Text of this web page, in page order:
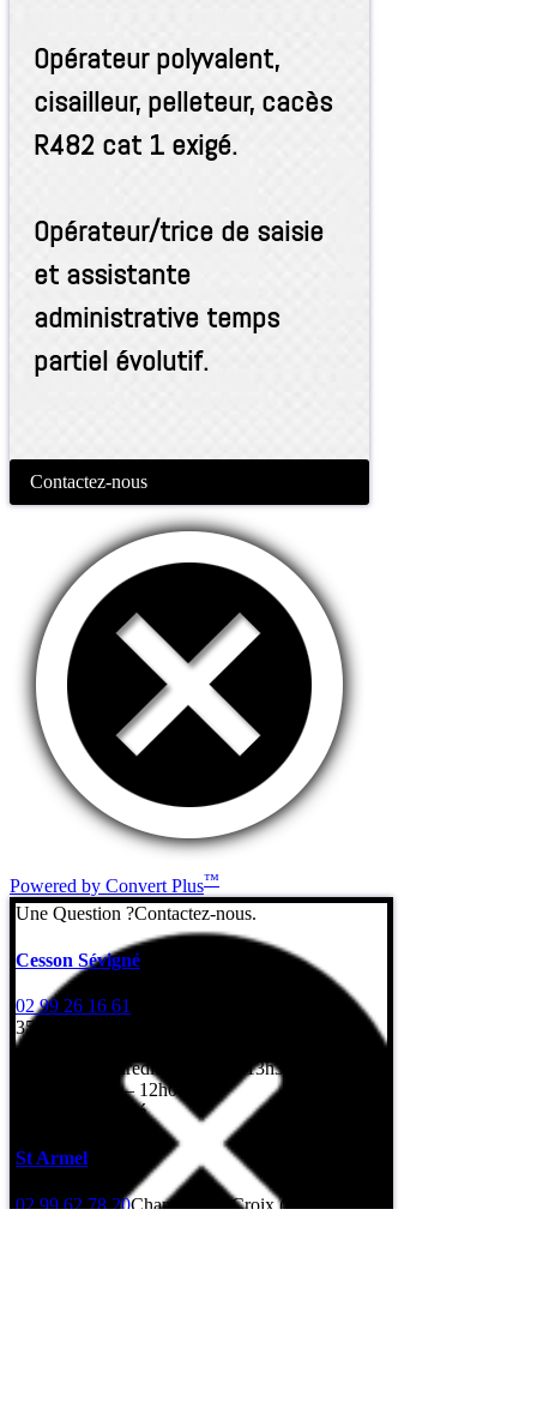
Opérateur polyvalent,
cisailleur, pelleteur, cacès
R482 cat 1 exigé.
Opérateur/trice de saisie
et assistante
administrative temps
partiel évolutif.
Contactez-nous
Powered by Convert Plus™
Une Question ?Contactez-nous.
Cesson Sévigné
02 99 26 16 61
35510 Cesson-Sévigné
Lundi au vendredi: 8h – 12h / 13h30 – 17h30
Samedi: 8h30 – 12h00
Dimanche: fermé
St Armel
02 99 62 78 20Champ de la Croix (Gps : rue